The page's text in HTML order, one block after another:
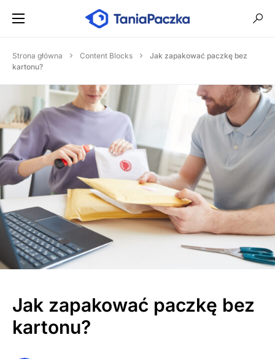
Strona główna Content Blocks
Jak zapakować paczkę bez
kartonu?
Jak zapakować paczkę bez
kartonu?